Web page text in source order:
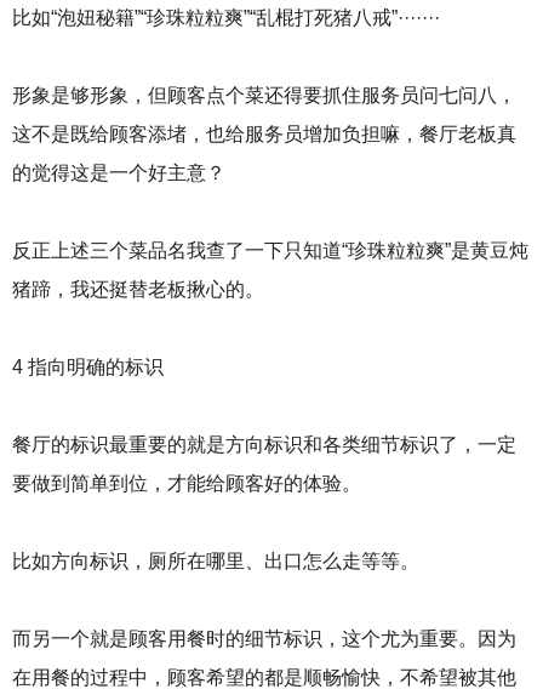
比如“泡妞秘籍”“珍珠粒粒爽”“乱棍打死猪八戒”·······
形象是够形象，但顾客点个菜还得要抓住服务员问七问八，
这不是既给顾客添堵，也给服务员增加负担嘛，餐厅老板真
的觉得这是一个好主意？
反正上述三个菜品名我查了一下只知道“珍珠粒粒爽”是黄豆炖
猪蹄，我还挺替老板揪心的。
4 指向明确的标识
餐厅的标识最重要的就是方向标识和各类细节标识了，一定
要做到简单到位，才能给顾客好的体验。
比如方向标识，厕所在哪里、出口怎么走等等。
而另一个就是顾客用餐时的细节标识，这个尤为重要。因为
在用餐的过程中，顾客希望的都是顺畅愉快，不希望被其他